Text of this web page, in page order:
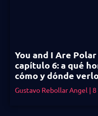
You and I Are
capítulo 6: a qué
cómo y dónde verlo
Gustavo Rebollar Angel 8